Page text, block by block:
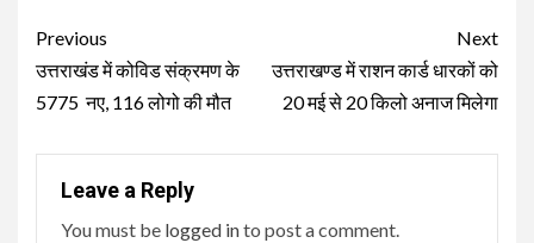
Post
navigation
Previous
उत्तराखंड में कोविड संक्रमण के
5775 नए, 116 लोगो की मौत
Next
उत्तराखण्ड में राशन कार्ड धारकों को
20 मई से 20 किलो अनाज मिलेगा
Leave a Reply
You must be logged into post a comment.